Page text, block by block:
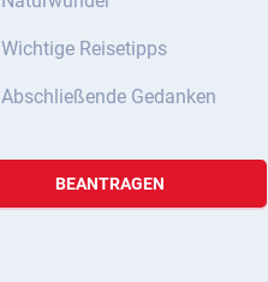
Wichtige Reisetipps
Abschließende Gedanken
BEANTRAGEN